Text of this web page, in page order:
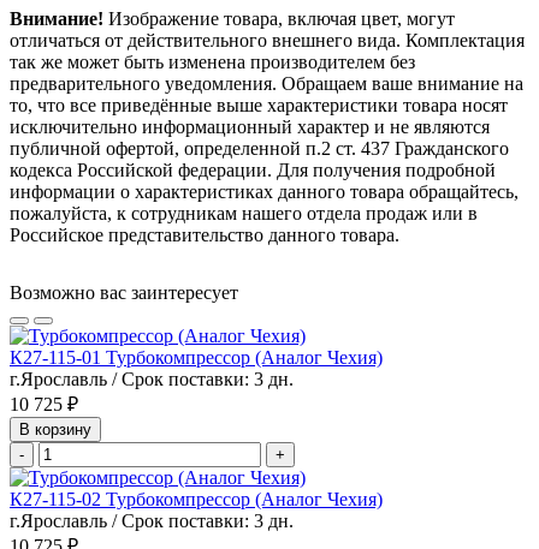
Внимание! Изображение товара, включая цвет, могут
отличаться от действительного внешнего вида. Комплектация
так же может быть изменена производителем без
предварительного уведомления. Обращаем ваше внимание на
то, что все приведённые выше характеристики товара носят
исключительно информационный характер и не являются
публичной офертой, определенной п.2 ст. 437 Гражданского
кодекса Российской федерации. Для получения подробной
информации о характеристиках данного товара обращайтесь,
пожалуйста, к сотрудникам нашего отдела продаж или в
Российское представительство данного товара.
Возможно вас заинтересует
К27-115-01 Турбокомпрессор (Аналог Чехия)
г.Ярославль / Срок поставки: 3 дн.
10 725 ₽
В корзину
-
+
К27-115-02 Турбокомпрессор (Аналог Чехия)
г.Ярославль / Срок поставки: 3 дн.